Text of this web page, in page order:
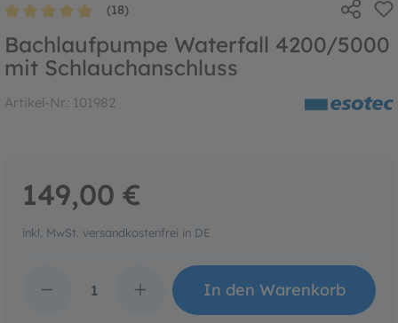
(18)
Bachlaufpumpe Waterfall 4200/5000
mit Schlauchanschluss
Artikel-Nr.: 101982
149,00 €
inkl. MwSt. versandkostenfrei in DE
Produkt Anzahl: Gib
In den Warenkorb